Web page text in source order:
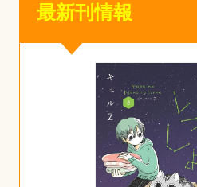
最新刊情報